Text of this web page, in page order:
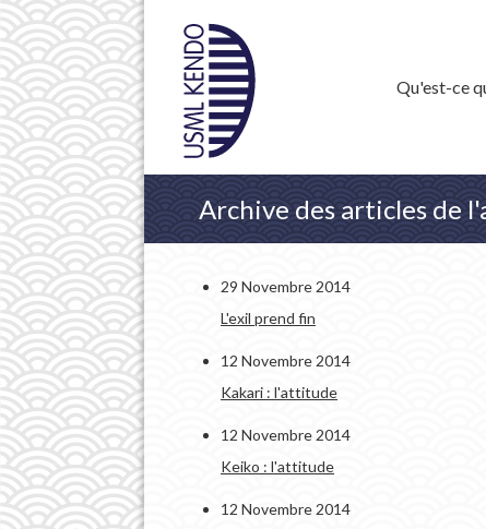
Qu'est-ce
Archive des articles de
29 Novembre 2014
L'exil prend fin
12 Novembre 2014
Kakari : l'attitude
12 Novembre 2014
Keiko : l'attitude
12 Novembre 2014